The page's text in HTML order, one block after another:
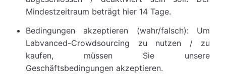
Mindestzeitraum beträgt hier 14 Tage.
Bedingungen akzeptieren (wahr/falsch): Um
Labvanced-Crowdsourcing zu nutzen / zu
kaufen, müssen Sie unsere
Geschäftsbedingungen akzeptieren.